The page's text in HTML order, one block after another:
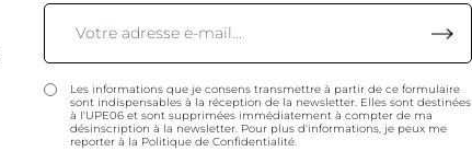
Les informations que je consens transmettre à partir de ce formulaire
sont indispensables à la réception de la newsletter. Elles sont destinées
à l'UPE06 et sont supprimées immédiatement à compter de ma
désinscription à la newsletter. Pour plus d'informations, je peux me
reporter à la Politique de Confidentialité.